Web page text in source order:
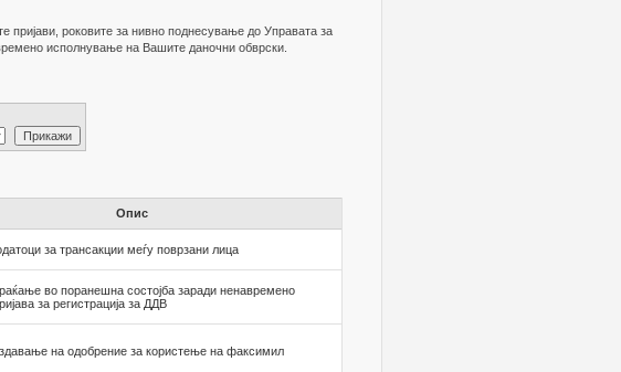
пријави, роковите за нивно поднесување до Управата за
исполнување на Вашите даночни обврски.
Опис
за трансакции меѓу поврзани лица
во поранешна состојба заради ненавремено
за регистрација за ДДВ
на одобрение за користење на факсимил